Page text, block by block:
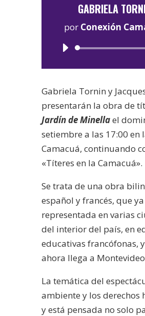
GABRIELA
por Conexión
Gabriela Tornin y
presentarán la obra de
Jardín de Minellael
setiembre a las 17:00 en
Camacuá, continuando
«Títeres en la Camacuá».
Se trata de una obra
español y francés, que
representada en varias
del interior del país, en
educativas francófonas,
ahora llega a
La temática del
ambiente y los derechos
y está pensada no solo